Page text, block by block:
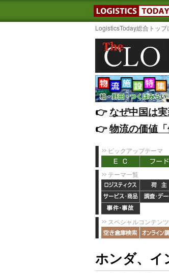
LogisticsToday総合トップ
👉️なぜ中国は
👉️物流の価値
ピックアップテーマ
テーマ一覧
スペシャルコンテン
ホンダ、イ